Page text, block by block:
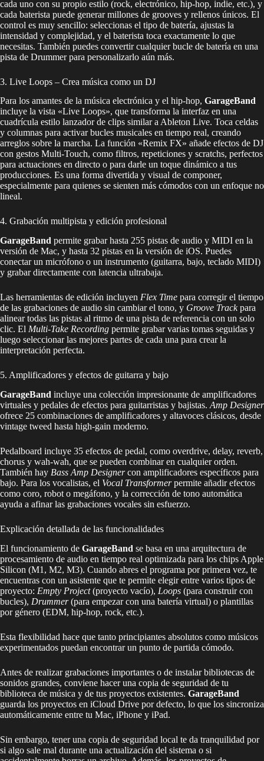
cada uno con su propio estilo (rock, electrónico, hip-hop, indie, etc.), y
cada baterista puede generar millones de grooves y rellenos únicos. El
control es muy sencillo: seleccionas el tipo de batería, ajustas la
intensidad y complejidad, y el baterista toca exactamente lo que
necesitas. También puedes convertir cualquier bucle de batería en una
pista de Drummer para personalizarlo aún más.
3. Live Loops – Crea música como un DJ
Para los amantes de la música electrónica y el hip-hop, GarageBand
incluye la vista «Live Loops», que transforma la interfaz en una
cuadrícula estilo lanzador de clips similar a Ableton Live. Toca celdas
y columnas para activar bucles musicales en tiempo real, creando
arreglos sobre la marcha. La función «Remix FX» añade efectos de DJ
con gestos Multi-Touch, como filtros, repeticiones y scratchs, perfectos
para actuaciones en directo o para darle un toque dinámico a tus
producciones. Es una forma divertida y visual de componer,
especialmente para quienes se sienten más cómodos con un enfoque no
lineal.
4. Grabación multipista y edición profesional
GarageBand permite grabar hasta 255 pistas de audio y MIDI en la
versión de Mac, y hasta 32 pistas en la versión de iOS. Puedes
conectar un micrófono o un instrumento (guitarra, bajo, teclado MIDI)
y grabar directamente con latencia ultrabaja.
Las herramientas de edición incluyen Flex Time para corregir el tiempo
de las grabaciones de audio sin cambiar el tono, y Groove Trackpara
alinear todas las pistas al ritmo de una pista de referencia con un solo
clic. El Multi-Take Recording permite grabar varias tomas seguidas y
luego seleccionar las mejores partes de cada una para crear la
interpretación perfecta.
5. Amplificadores y efectos de guitarra y bajo
GarageBand incluye una colección impresionante de amplificadores
virtuales y pedales de efectos para guitarristas y bajistas. Amp Designer
ofrece 25 combinaciones de amplificadores y altavoces clásicos, desde
vintage tweed hasta high-gain moderno.
Pedalboard incluye 35 efectos de pedal, como overdrive, delay, reverb,
chorus y wah-wah, que se pueden combinar en cualquier orden.
También hay Bass Amp Designercon amplificadores específicos para
bajo. Para los vocalistas, el Vocal Transformerpermite añadir efectos
como coro, robot o megáfono, y la corrección de tono automática
ayuda a afinar las grabaciones vocales sin esfuerzo.
Explicación detallada de las funcionalidades
El funcionamiento de GarageBand se basa en una arquitectura de
procesamiento de audio en tiempo real optimizada para los chips Apple
Silicon (M1, M2, M3). Cuando abres el programa por primera vez, te
encuentras con un asistente que te permite elegir entre varios tipos de
proyecto: Empty Project(proyecto vacío), Loops (para construir con
bucles), Drummer(para empezar con una batería virtual) o plantillas
por género (EDM, hip-hop, rock, etc.).
Esta flexibilidad hace que tanto principiantes absolutos como músicos
experimentados puedan encontrar un punto de partida cómodo.
Antes de realizar grabaciones importantes o de instalar bibliotecas de
sonidos grandes, conviene hacer una copia de seguridad de tu
biblioteca de música y de tus proyectos existentes. GarageBand
guarda los proyectos en iCloud Drive por defecto, lo que los sincroniza
automáticamente entre tu Mac, iPhone y iPad.
Sin embargo, tener una copia de seguridad local te da tranquilidad por
si algo sale mal durante una actualización del sistema o si